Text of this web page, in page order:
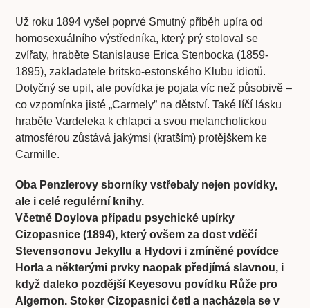
Už roku 1894 vyšel poprvé Smutný příběh upíra od
homosexuálního výstředníka, který prý stoloval se
zvířaty, hraběte Stanislause Erica Stenbocka (1859-
1895), zakladatele britsko-estonského Klubu idiotů.
Dotyčný se upil, ale povídka je pojata víc než působivě –
co vzpomínka jisté „Carmely” na dětství. Také líčí lásku
hraběte Vardeleka k chlapci a svou melancholickou
atmosférou zůstává jakýmsi (kratším) protějškem ke
Carmille.
Oba Penzlerovy sborníky vstřebaly nejen povídky,
ale i celé regulérní knihy.
Včetně Doylova případu psychické upírky
Cizopasnice (1894), který ovšem za dost vděčí
Stevensonovu Jekyllu a Hydovi i zmíněné povídce
Horla a některými prvky naopak předjímá slavnou, i
když daleko pozdější Keyesovu povídku Růže pro
Algernon. Stoker Cizopasnici četl a nacházela se v